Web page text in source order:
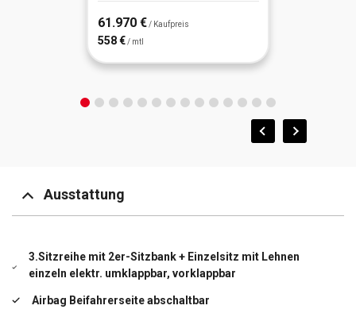
61.970 € / Kaufpreis
558 € / mtl
Ausstattung
3.Sitzreihe mit 2er-Sitzbank + Einzelsitz mit Lehnen
einzeln elektr. umklappbar, vorklappbar
Airbag Beifahrerseite abschaltbar